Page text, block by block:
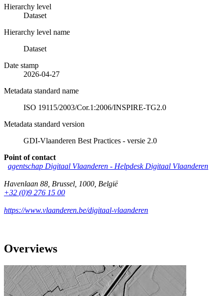
Hierarchy level
Dataset
Hierarchy level name
Dataset
Date stamp
2026-04-27
Metadata standard name
ISO 19115/2003/Cor.1:2006/INSPIRE-TG2.0
Metadata standard version
GDI-Vlaanderen Best Practices - versie 2.0
Point of contact
agentschap Digitaal Vlaanderen - Helpdesk Digitaal Vlaanderen
Havenlaan 88 Brussel 1000 België
+32 (0)9 276 15 00
https://www.vlaanderen.be/digitaal-vlaanderen
Overviews